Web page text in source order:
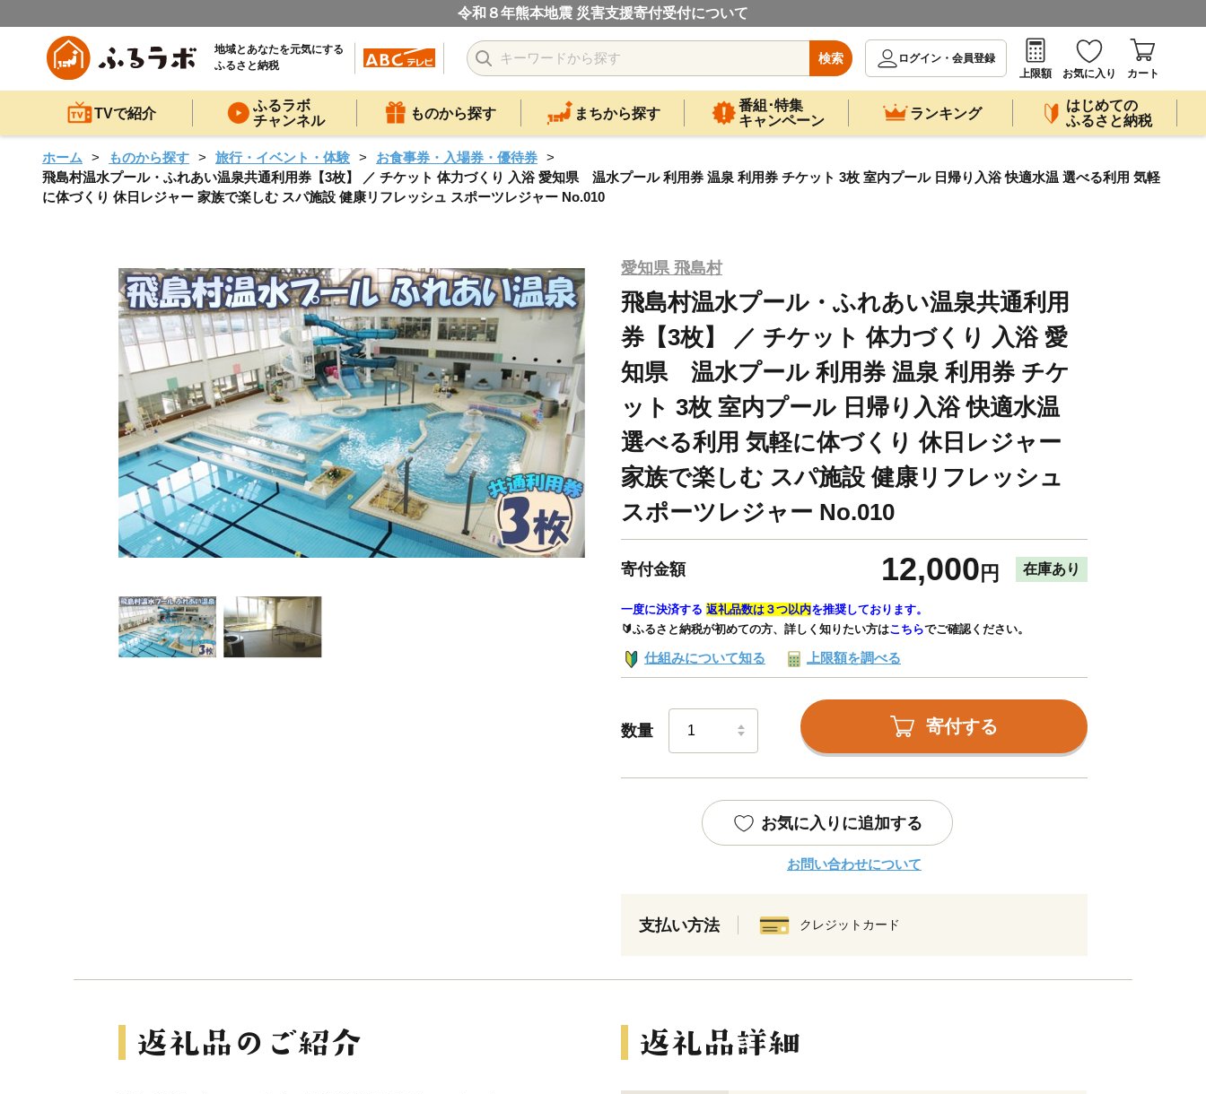
令和８年熊本地震 災害支援寄付受付について
地域とあなたを元気にする
ふるさと納税
検索
ログイン・会員登録
上限額
お気に入り カート
TVで紹介
ふるラボ
チャンネル
ものから探す まちから探す
番組･特集
キャンペーン
ランキング
はじめての
ふるさと納税
ホーム ものから探す 旅行・イベント・体験
お食事券・入場券・優待券
飛島村温水プール・ふれあい温泉共通利用券【3枚】 ／ チケット 体力づくり 入浴 愛知県 温水プール 利用券 温泉 利用券 チケット 3枚 室内プール 日帰り入浴 快適水温 選べる利用 気軽
に体づくり 休日レジャー 家族で楽しむ スパ施設 健康リフレッシュ スポーツレジャー No.010
愛知県 飛島村
飛島村温水プール・ふれあい温泉共通利用
券【3枚】 ／ チケット 体力づくり 入浴 愛
知県 温水プール 利用券 温泉 利用券 チケ
ット 3枚 室内プール 日帰り入浴 快適水温
選べる利用 気軽に体づくり 休日レジャー
家族で楽しむ スパ施設 健康リフレッシュ
スポーツレジャー No.010
寄付金額 12,000 円 在庫あり
一度に決済する 返礼品数は３つ以内を推奨しております。
🔰ふるさと納税が初めての方、詳しく知りたい方はこちらでご確認ください。
仕組みについて知る 上限額を調べる
数量 寄付する
お気に入りに追加する
お問い合わせについて
支払い方法 クレジットカード